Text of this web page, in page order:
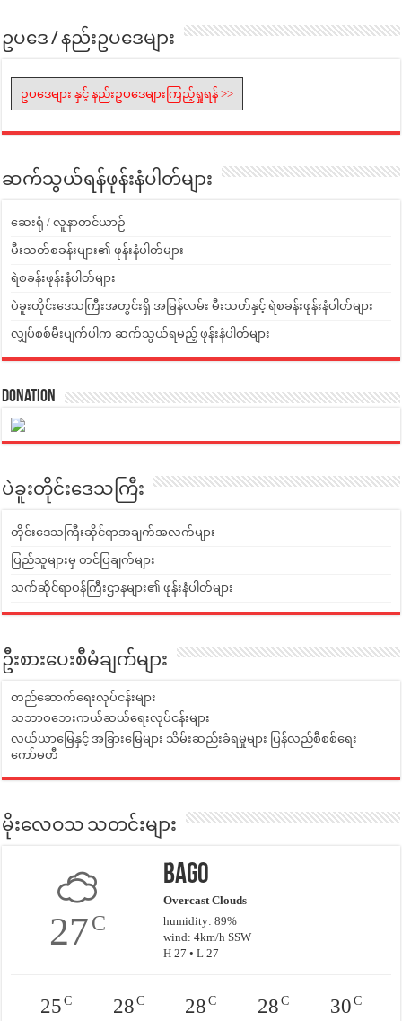
ဥပဒေ / နည်းဥပဒေများ
ဥပဒေများ နှင့် နည်းဥပဒေများကြည့်ရှုရန် >>
ဆက်သွယ်ရန်ဖုန်းနံပါတ်များ
ဆေးရုံ / လူနာတင်ယာဉ်
မီးသတ်စခန်းများ၏ ဖုန်းနံပါတ်များ
ရဲစခန်းဖုန်းနံပါတ်များ
ပဲခူးတိုင်းဒေသကြီးအတွင်းရှိ အမြန်လမ်း မီးသတ်နှင့် ရဲစခန်းဖုန်းနံပါတ်များ
လျှပ်စစ်မီးပျက်ပါက ဆက်သွယ်ရမည့် ဖုန်းနံပါတ်များ
Donation
ပဲခူးတိုင်းဒေသကြီး
တိုင်းဒေသကြီးဆိုင်ရာအချက်အလက်များ
ပြည်သူများမှ တင်ပြချက်များ
သက်ဆိုင်ရာဝန်ကြီးဌာနများ၏ ဖုန်းနံပါတ်များ
ဦးစားပေးစီမံချက်များ
တည်ဆောက်ရေးလုပ်ငန်းများ
သဘာဝဘေးကယ်ဆယ်ရေးလုပ်ငန်းများ
လယ်ယာမြေနှင့် အခြားမြေများ သိမ်းဆည်းခံရမှုများ ပြန်လည်စီစစ်ရေး
ကော်မတီ
မိုးလေဝသ သတင်းများ
27C
Bago
Overcast Clouds
humidity: 89%
wind: 4km/h SSW
H 27 • L 27
25C 28C 28 C 28C 30C